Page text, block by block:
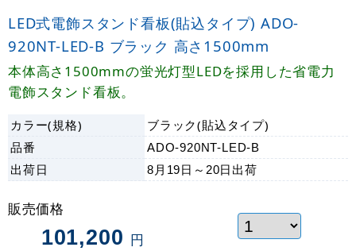
LED式電飾スタンド看板(貼込タイプ) ADO-
920NT-LED-B ブラック 高さ1500mm
本体高さ1500mmの蛍光灯型LEDを採用した省電力
電飾スタンド看板。
カラー(規格)
ブラック(貼込タイプ)
品番
ADO-920NT-LED-B
出荷日 8月19日～20日 出荷
販売価格
101,200 円